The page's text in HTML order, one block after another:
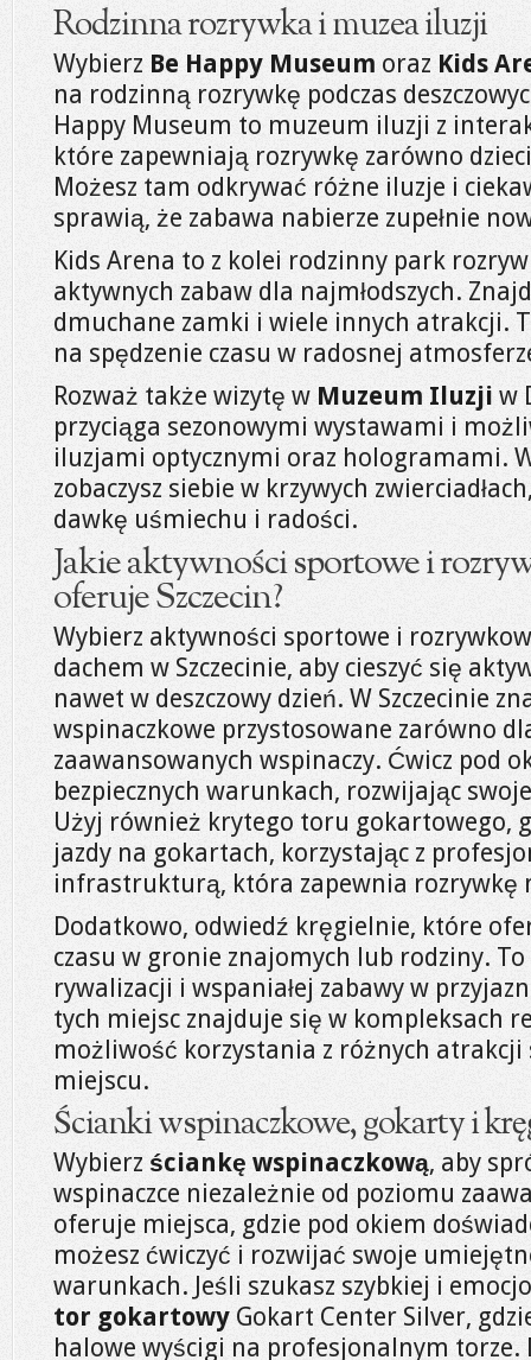
Rodzinna rozrywka i muzea iluzji
Wybierz Be Happy Museum oraz Kids
na rodzinną rozrywkę podczas
Happy Museum to muzeum iluzji z
które zapewniają rozrywkę zarówno
Możesz tam odkrywać różne iluzje i
sprawią, że zabawa nabierze zupełnie
Kids Arena to z kolei rodzinny park
aktywnych zabaw dla najmłodszych.
dmuchane zamki i wiele innych atrakcji.
na spędzenie czasu w radosnej
Rozważ także wizytę w Muzeum Iluzji w
przyciąga sezonowymi wystawami i
iluzjami optycznymi oraz hologramami.
zobaczysz siebie w krzywych
dawkę uśmiechu i radości.
Jakie aktywności sportowe i
oferuje Szczecin?
Wybierz aktywności sportowe i
dachem w Szczecinie, aby cieszyć się
nawet w deszczowy dzień. W Szczecinie
wspinaczkowe przystosowane zarówno
zaawansowanych wspinaczy. Ćwicz pod
bezpiecznych warunkach, rozwijając
Użyj również krytego toru gokartowego,
jazdy na gokartach, korzystając z
infrastrukturą, która zapewnia rozrywkę
Dodatkowo, odwiedź kręgielnie, które
czasu w gronie znajomych lub rodziny. To
rywalizacji i wspaniałej zabawy w
tych miejsc znajduje się w kompleksach
możliwość korzystania z różnych
miejscu.
Ścianki wspinaczkowe, gokarty i
Wybierz ściankę wspinaczkową, aby
wspinaczce niezależnie od poziomu
oferuje miejsca, gdzie pod okiem
możesz ćwiczyć i rozwijać swoje
warunkach. Jeśli szukasz szybkiej i
tor gokartowy Gokart Center Silver,
halowe wyścigi na profesjonalnym torze.